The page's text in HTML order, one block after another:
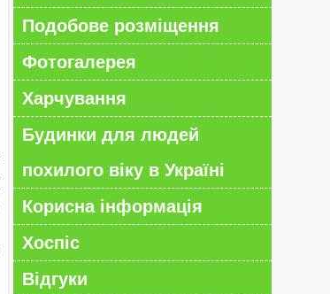
Подобове розміщення
Фотогалерея
Харчування
Будинки для людей
похилого віку в Україні
Корисна інформація
Хоспіс
Відгуки